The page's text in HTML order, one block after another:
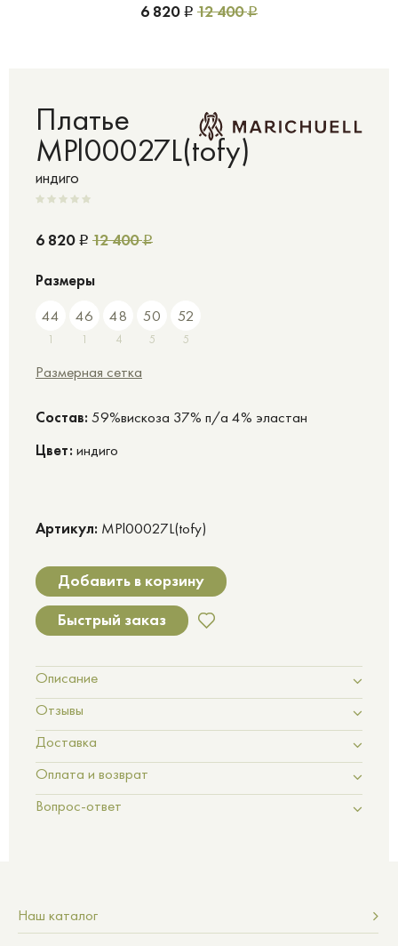
6 820 Р 12 400Р
Платье
MPl00027L(tofy)
индиго
6 820 Р 12 400Р
Размеры
44
1
46
1
48
4
50
5
52
5
Размерная сетка
Cостав: 59%вискоза 37% п/а 4% эластан
Цвет: индиго
Артикул: MPl00027L(tofy)
Добавить в корзину
Быстрый заказ
Описание
Отзывы
Доставка
Оплата и возврат
Вопрос-ответ
Наш каталог